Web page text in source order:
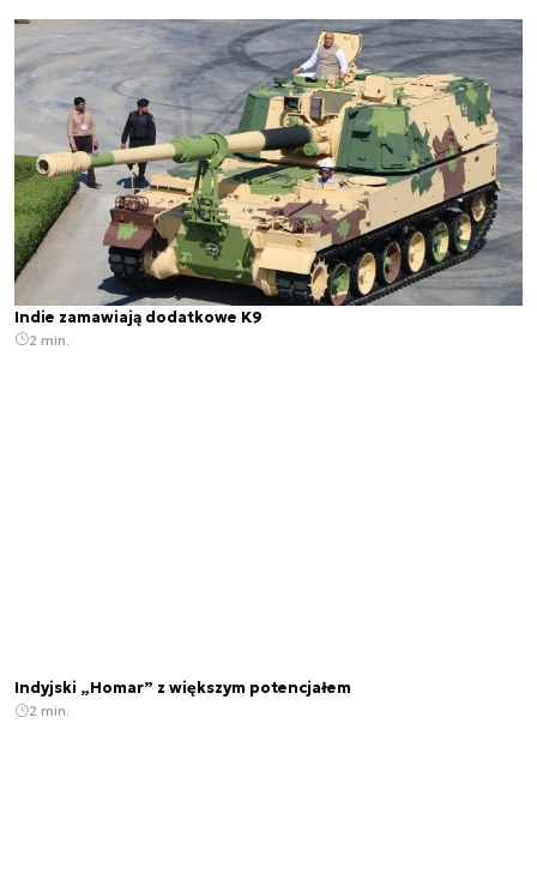
Indie zamawiają dodatkowe K9
2 min.
Indyjski „Homar” z większym potencjałem
2 min.